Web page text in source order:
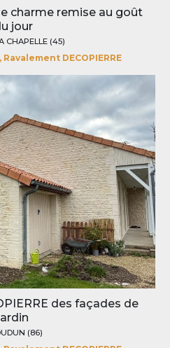
charme remise au goût
jour
CHAPELLE (45)
DECOPIERRE
des façades de
(86)